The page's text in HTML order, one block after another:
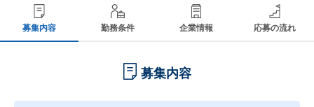
募集内容 勤務条件 企業情報 応募の流れ
募集内容